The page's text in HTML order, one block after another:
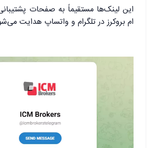
این لینک‌ها مستقیماً به صفحات
ام بروکرز در تلگرام و واتساپ هدایت